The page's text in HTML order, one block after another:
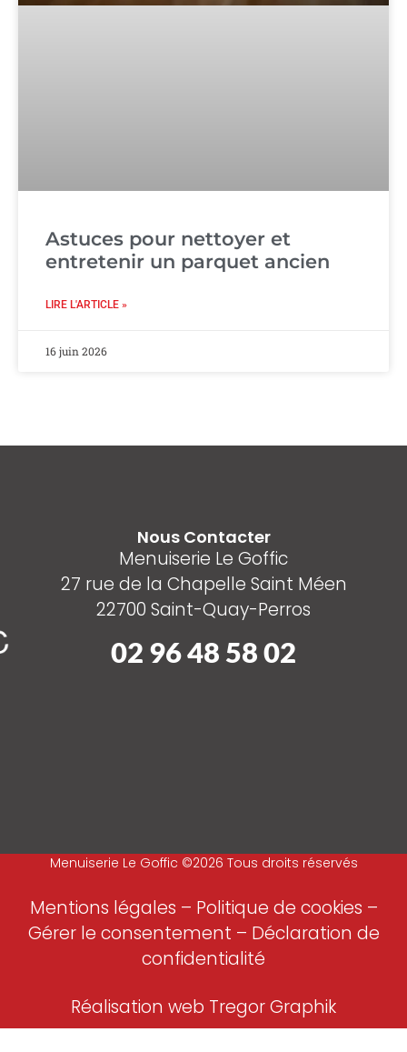
Astuces pour nettoyer et
entretenir un parquet ancien
LIRE L'ARTICLE »
16 juin 2026
Nous Contacter
Menuiserie Le Goffic
27 rue de la Chapelle Saint Méen
22700 Saint-Quay-Perros
02 96 48 58 02
Menuiserie Le Goffic ©2026 Tous droits réservés
Mentions légales – Politique de cookies –
Gérer le consentement – Déclaration de
confidentialité
Réalisation web Tregor Graphik